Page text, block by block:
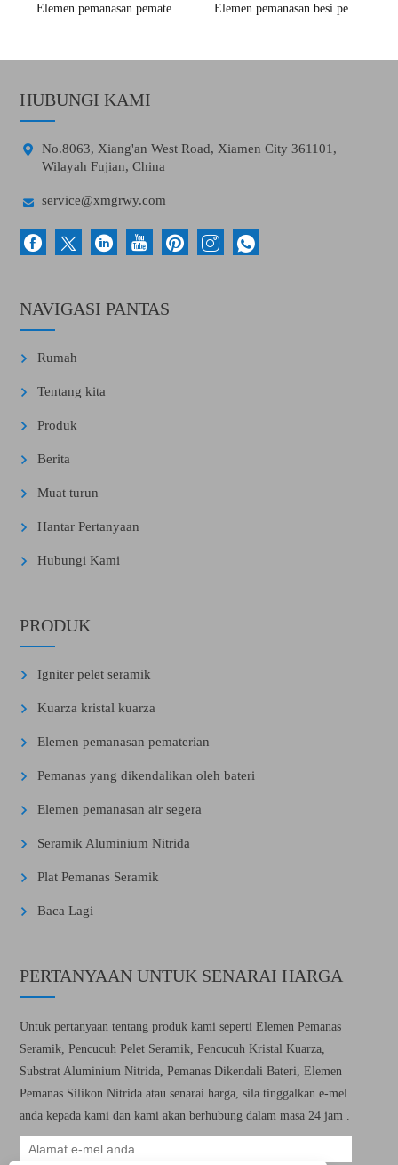
Elemen pemanasan pematerian hakko
HUBUNGI KAMI

No.8063, Xiang'an West Road, Xiamen City 361101,
Wilayah Fujian, China
 service@xmgrwy.com
NAVIGASI PANTAS
Rumah
Tentang kita
Produk
Berita
Muat turun
Hantar Pertanyaan
Hubungi Kami
PRODUK
Igniter pelet seramik
Kuarza kristal kuarza
Elemen pemanasan pematerian
Pemanas yang dikendalikan oleh bateri
Elemen pemanasan air segera
Seramik Aluminium Nitrida
Plat Pemanas Seramik
Baca Lagi
PERTANYAAN UNTUK SENARAI HARGA
Untuk pertanyaan tentang produk kami seperti Elemen Pemanas
Seramik, Pencucuh Pelet Seramik, Pencucuh Kristal Kuarza,
Substrat Aluminium Nitrida, Pemanas Dikendali Bateri, Elemen
Pemanas Silikon Nitrida atau senarai harga, sila tinggalkan e-mel
anda kepada kami dan kami akan berhubung dalam masa 24 jam .